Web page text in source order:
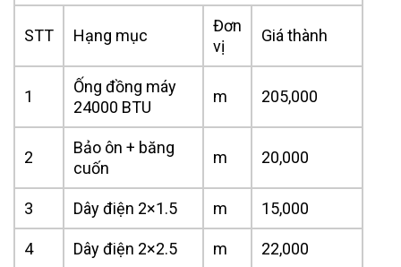
STT Hạng mục
Đơn
vị
Giá thành
1
Ống đồng máy
24000 BTU
m 205,000
2
Bảo ôn + băng
cuốn
m 20,000
3 Dây điện 2×1.5 m 15,000
4 Dây điện 2×2.5 m 22,000